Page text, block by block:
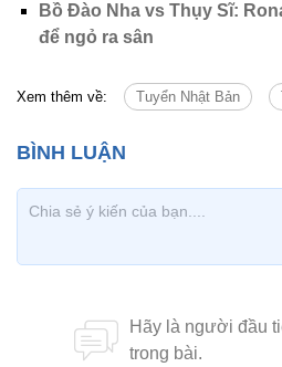
Bồ Đào Nha vs Thụy Sĩ:
để ngỏ ra sân
Xem thêm về: Tuyển Nhật Bản